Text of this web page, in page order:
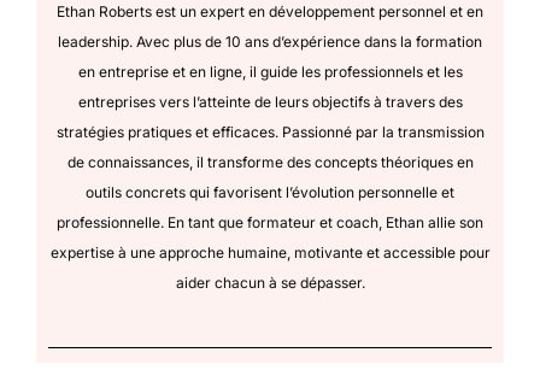
Ethan Roberts est un expert en développement personnel et en
leadership. Avec plus de 10 ans d’expérience dans la formation
en entreprise et en ligne, il guide les professionnels et les
entreprises vers l’atteinte de leurs objectifs à travers des
stratégies pratiques et efficaces. Passionné par la transmission
de connaissances, il transforme des concepts théoriques en
outils concrets qui favorisent l’évolution personnelle et
professionnelle. En tant que formateur et coach, Ethan allie son
expertise à une approche humaine, motivante et accessible pour
aider chacun à se dépasser.